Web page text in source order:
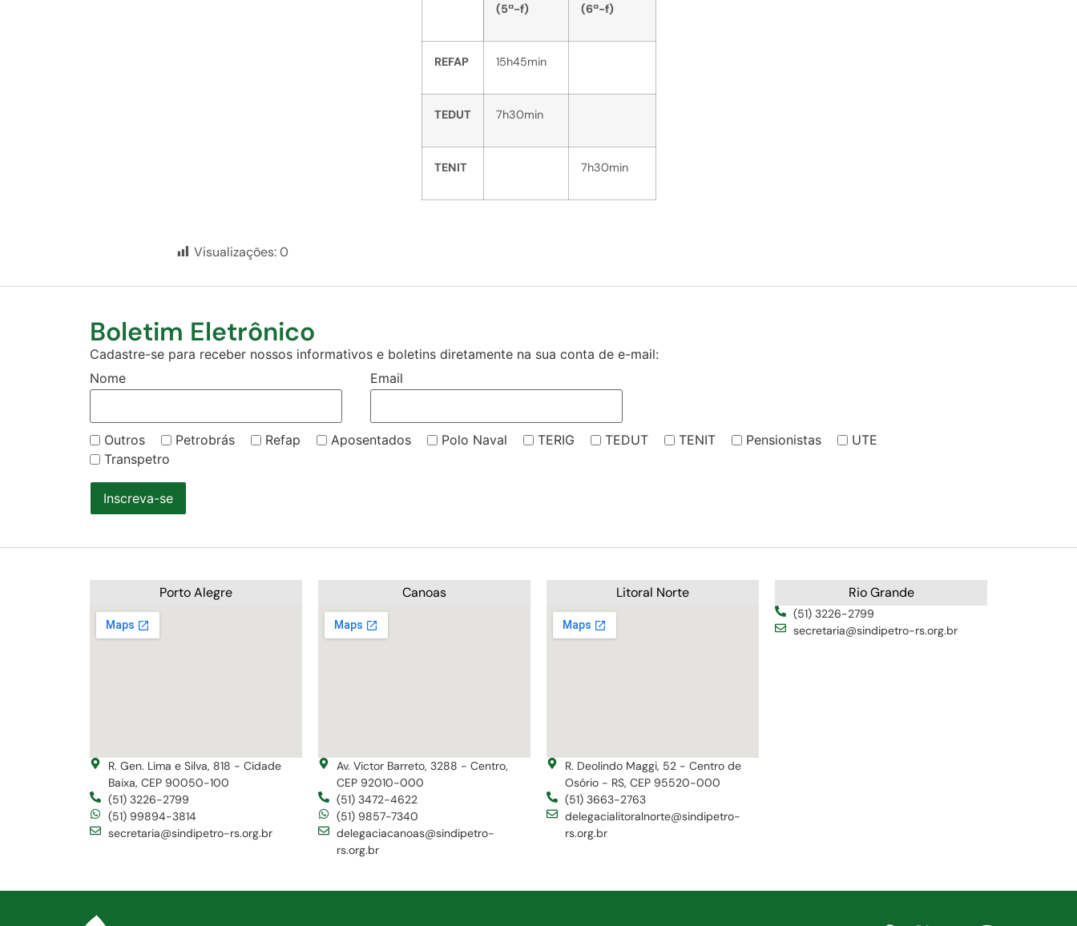
(5ª-f) (6ª-f)
REFAP 15h45min
TEDUT 7h30min
TENIT 7h30min
Visualizações:0
Boletim Eletrônico
Cadastre-se para receber nossos informativos e boletins diretamente na sua conta de e-mail:
Nome
Email
Outros Petrobrás Refap Aposentados Polo Naval TERIG TEDUT TENIT Pensionistas
UTE
Transpetro
Inscreva-se
Porto Alegre
R. Gen. Lima e Silva, 818 - Cidade
Baixa, CEP 90050-100
(51) 3226-2799
(51) 99894-3814
secretaria@sindipetro-rs.org.br
Canoas
Av. Victor Barreto, 3288 - Centro,
CEP 92010-000
(51) 3472-4622
(51) 9857-7340
delegaciacanoas@sindipetro-
rs.org.br
Litoral Norte
R. Deolindo Maggi, 52 - Centro de
Osório - RS, CEP 95520-000
(51) 3663-2763
delegacialitoralnorte@sindipetro-
rs.org.br
Rio Grande
(51) 3226-2799
secretaria@sindipetro-rs.org.br